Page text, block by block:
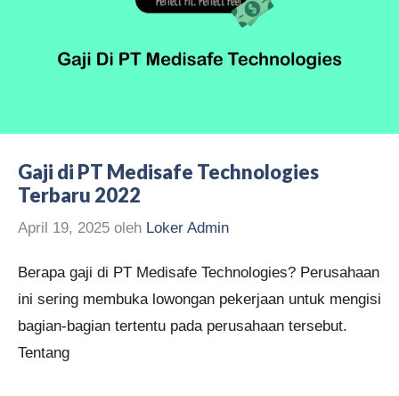
Gaji di PT Medisafe Technologies
Terbaru 2022
April 19, 2025 oleh Loker Admin
Berapa gaji di PT Medisafe Technologies? Perusahaan
ini sering membuka lowongan pekerjaan untuk mengisi
bagian-bagian tertentu pada perusahaan tersebut.
Tentang